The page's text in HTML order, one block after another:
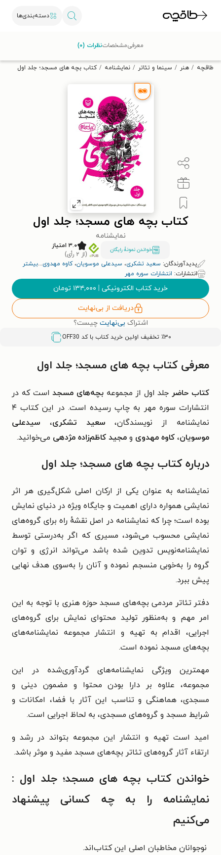
دسته‌بندی‌ها
تخفیف از طاقچه دریافت کن.
طاقچه هنر سینما و تئاتر نمایشنامه کتاب بچه های مسجد؛ جلد اول
کتاب بچه های مسجد؛ جلد اول
نمایشنامه
خواندن نمونۀ رایگان
۳.۰ امتیاز
(از ۲ رأی)
پدیدآورندگان: سعید تشکری، سیدعلی موسویان،کاوه مهدوی...بیشتر
انتشارات: انتشارات سوره مهر
خرید کتاب الکترونیکی | ۱۳۴,۰۰۰ تومان
دریافت از بی‌نهایت
اشتراک بی‌نهایت چیست؟
٪۳۰ تخفیف اولین خرید کتاب با کد OFF30
معرفیمشخصاتنظرات (۰)
معرفی کتاب بچه های مسجد؛ جلد اول
کتاب حاضر جلد اول از مجموعه بچه‌های مسجداست که در
انتشارات سوره مهر به چاپ رسیده است. در این کتاب ۴
نمایشنامه از نویسندگان، سعید تشکری، سیدعلی
موسویان، کاوه مهدوی و مجید کاظم‌زاده مژدهی می‌خوانید.
درباره کتاب بچه های مسجد؛ جلد اول
نمایشنامه به عنوان یکی از ارکان اصلی شکل‌گیری هر اثر
نمایشی همواره دارای اهمیت و جایگاه ویژه در دنیای نمایش
بوده است؛ چرا که نمایشنامه در اصل نقشهٔ راه برای گروه‌های
نمایشی محسوب می‌شود، مسیری که اگر به‌درستی توسط
نمایشنامه‌نویس تدوین شده باشد می‌تواند انرژی و توان
گروه را به‌خوبی منسجم نموده و آنان را به‌سوی هدف نهایی
پیش ببرد.
دفتر تئاتر مردمی بچه‌های مسجد حوزه هنری با توجه به این
امر مهم و به‌منظور تولید محتوای نمایش برای گروه‌های
اجرایی، اقدام به تهیه و انتشار مجموعه نمایشنامه‌های
بچه‌های مسجد نموده است.
مهمترین ویژگی نمایشنامه‌های گردآوری‌شده در این
مجموعه، علاوه بر دارا بودن محتوا و مضمون دینی و
مسجدی، هماهنگی و تناسب این آثار با فضا، امکانات و
شرایط مسجد و گروه‌های مسجدی، به لحاظ اجرایی است.
امید است تهیه و انتشار این مجموعه بتواند در رشد و
ارتقاء آثار گروه‌های تئاتر بچه‌های مسجد مفید و موثر باشد.
خواندن کتاب بچه های مسجد؛ جلد اول :
نمایشنامه را به چه کسانی پیشنهاد
می‌کنیم
نوجوانان مخاطبان اصلی این کتاب‌اند.